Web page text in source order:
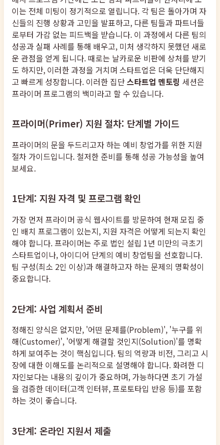
이는 전체 미팅이 정기적으로 열립니다. 각 팀은 돌아가며 자
신들의 진행 상황과 고민을 발표하고, 다른 팀들과 파트너들
로부터 가감 없는 피드백을 받습니다. 이 과정에서 다른 팀의
성공과 실패 사례를 통해 배우고, 미처 생각하지 못했던 새로
운 관점을 얻게 됩니다. 때로는 날카로운 비판에 상처를 받기
도 하지만, 이러한 과정을 거치며 스타트업은 더욱 단단해지
고 빠르게 성장합니다. 이러한 집단스타트업 멘토링 세션은
프라이머 프로그램의 백미라고 할 수 있습니다.
프라이머(Primer) 지원 절차: 단계별 가이드
프라이머의 문을 두드리고자 하는 예비 창업가를 위한 지원
절차 가이드입니다. 철저한 준비를 통해 성공 가능성을 높여
보세요.
1단계: 지원 자격 및 프로그램 확인
가장 먼저 프라이머 공식 웹사이트를 방문하여 현재 모집 중
인 배치 프로그램이 있는지, 지원 자격은 어떻게 되는지 확인
해야 합니다. 프라이머는 주로 법인 설립 1년 미만의 극초기
스타트업이나, 아이디어 단계의 예비 창업팀을 선호합니다.
팀 구성(최소 2인 이상)과 해결하고자 하는 문제의 명확성이
중요합니다.
2단계: 사업 계획서 준비
정해진 양식은 없지만, '어떤 문제를(Problem)', '누구를 위
해(Customer)', '어떻게 해결할 것인지(Solution)'를 명확
하게 보여주는 것이 핵심입니다. 팀의 역량과 비전, 그리고 시
장에 대한 이해도를 논리적으로 설명해야 합니다. 화려한 디
자인보다는 내용의 깊이가 중요하며, 가능하다면 초기 가설
을 검증한 데이터(고객 인터뷰, 프로토타입 반응 등)를 포함
하는 것이 좋습니다.
3단계: 온라인 지원서 제출